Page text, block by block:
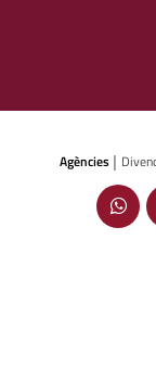
Agències |